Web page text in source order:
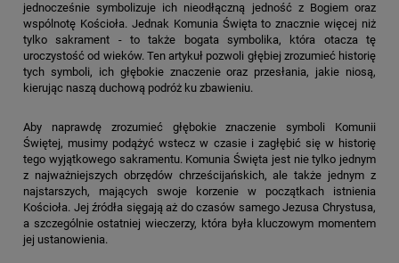
jednocześnie symbolizuje ich nieodłączną jedność z Bogiem oraz
wspólnotę Kościoła. Jednak Komunia Święta to znacznie więcej niż
tylko sakrament - to także bogata symbolika, która otacza tę
uroczystość od wieków. Ten artykuł pozwoli głębiej zrozumieć historię
tych symboli, ich głębokie znaczenie oraz przesłania, jakie niosą,
kierując naszą duchową podróż ku zbawieniu.
Aby naprawdę zrozumieć głębokie znaczenie symboli Komunii
Świętej, musimy podążyć wstecz w czasie i zagłębić się w historię
tego wyjątkowego sakramentu. Komunia Święta jest nie tylko jednym
z najważniejszych obrzędów chrześcijańskich, ale także jednym z
najstarszych, mających swoje korzenie w początkach istnienia
Kościoła. Jej źródła sięgają aż do czasów samego Jezusa Chrystusa,
a szczególnie ostatniej wieczerzy, która była kluczowym momentem
jej ustanowienia.